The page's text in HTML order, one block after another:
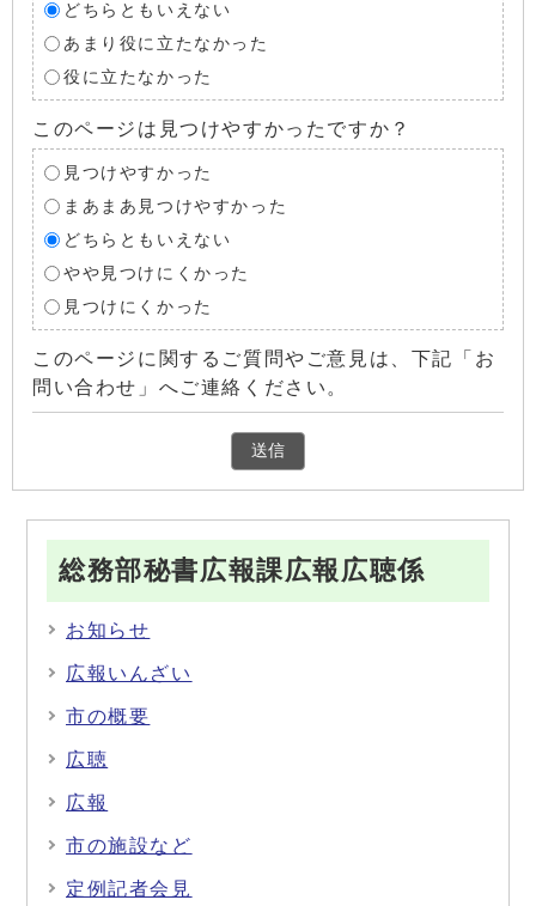
どちらともいえない
あまり役に立たなかった
役に立たなかった
このページは見つけやすかったですか？
見つけやすかった
まあまあ見つけやすかった
どちらともいえない
やや見つけにくかった
見つけにくかった
このページに関するご質問やご意見は、下記「お
問い合わせ」へご連絡ください。
総務部秘書広報課広報広聴係
お知らせ
広報いんざい
市の概要
広聴
広報
市の施設など
定例記者会見